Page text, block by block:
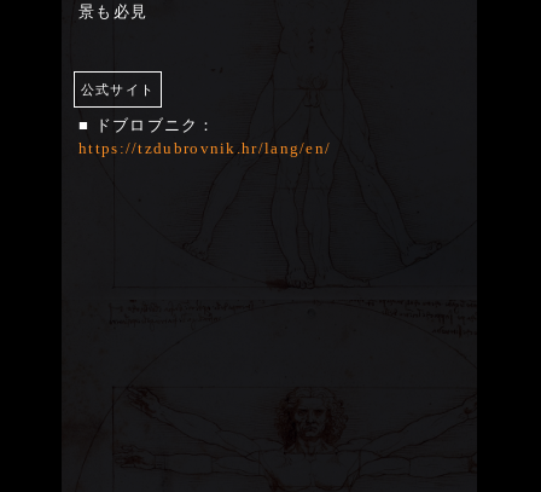
景も必見
公式サイト
■ ドブロブニク：
https://tzdubrovnik.hr/lang/en/